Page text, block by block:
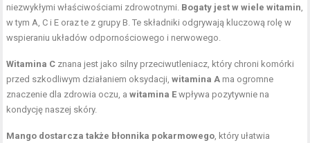
niezwykłymi właściwościami zdrowotnymi. Bogaty jest w wiele witamin
w tym A, C i E oraz te z grupy B. Te składniki odgrywają kluczową rolę w
wspieraniu układów odpornościowego i nerwowego.
Witamina C znana jest jako silny przeciwutleniacz, który chroni komórki
przed szkodliwym działaniem oksydacji,witamina A ma ogromne
znaczenie dla zdrowia oczu, awitamina E wpływa pozytywnie na
kondycję naszej skóry.
Mango dostarcza także błonnika pokarmowego , który ułatwia